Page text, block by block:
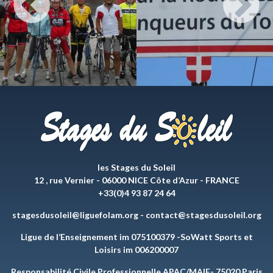
les Stages du Soleil
12 , rue Vernier - 06000 NICE Côte d’Azur - FRANCE
+33(0)4 93 87 24 64
stagesdusoleil@liguefolam.org- contact@stagesdusoleil.org
Ligue de l’Enseignement im 075100379 -SoWatt Sports et
Loisirs im 006200007